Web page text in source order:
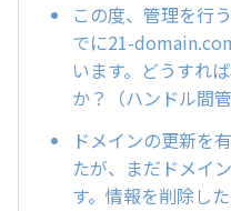
この度、管理を行
でに21-
います。どうすれ
か？（ハンドル間管
ドメインの更新を
たが、まだドメイ
す。情報を削除し